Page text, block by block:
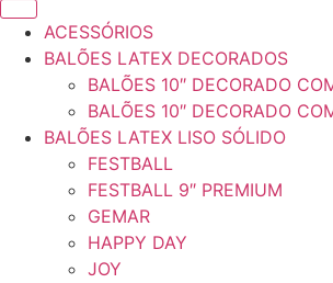
ACESSÓRIOS
BALÕES LATEX DECORADOS
BALÕES 10″ DECORADO
BALÕES 10″ DECORADO
BALÕES LATEX LISO SÓLIDO
FESTBALL
FESTBALL 9″ PREMIUM
GEMAR
HAPPY DAY
JOY